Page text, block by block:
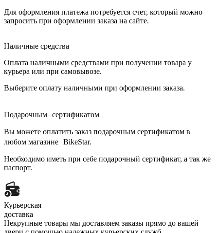
Для оформления платежа потребуется счет, который можно
запросить при оформлении заказа на сайте.
Наличные средства
Оплата наличными средствами при получении товара у
курьера или при самовывозе.
Выберите оплату наличными при оформлении заказа.
Подарочным сертификатом
Вы можете оплатить заказ подарочным сертификатом в
любом магазине BikeStar.
Необходимо иметь при себе подарочный сертификат, а так же
паспорт.
Курьерская
доставка
Некрупные товары мы доставляем заказы прямо до вашей